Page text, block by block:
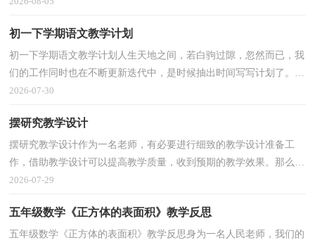
初一下学期语文教学计划
初一下学期语文教学计划人生天地之间，若白驹过隙，忽然而已，我
们的工作同时也在不断更新迭代中，是时候抽出时间写写计划了。好
的计划都具备一些什么特点呢？下面是小编精心整理的初...
2026-07-30
摆研究教学设计
摆研究教学设计作为一名老师，有必要进行细致的教学设计准备工
作，借助教学设计可以提高教学质量，收到预期的教学效果。那么问
题来了，教学设计应该怎么写？下面是小编为大家整理的摆...
2026-07-29
五年级数学《正方体的表面积》教学反思
五年级数学《正方体的表面积》教学反思身为一名人民老师，我们的